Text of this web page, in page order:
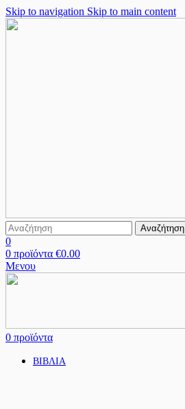
Skip to navigation Skip to main content
Αναζήτηση
0
0 προϊόντα €0.00
Μενου
0 προϊόντα
ΒΙΒΛΙΑ